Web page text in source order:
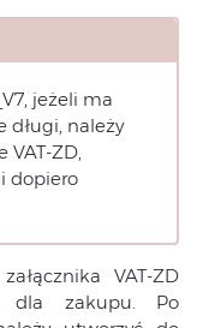
jeżeli ma
długi, należy
ZD,
dopiero
VAT-ZD
dla zakupu. Po